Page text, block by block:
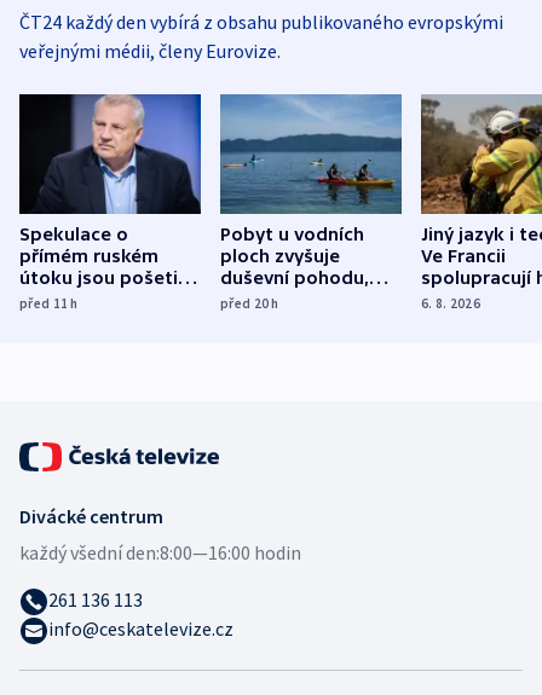
ČT24 každý den vybírá z obsahu publikovaného evropskými
veřejnými médii, členy Eurovize.
Spekulace o
přímém ruském
útoku jsou pošetilé,
míní estonský
před 11h
Pobyt u vodních
ploch zvyšuje
duševní pohodu,
ukázala
před 20h
Jiný jazyk i
Ve Francii
spolupracují
různých zemí
6. 8. 2026
Divácké centrum
každý všední den:8:00—16:00 hodin
261 136 113
info@ceskatelevize.cz